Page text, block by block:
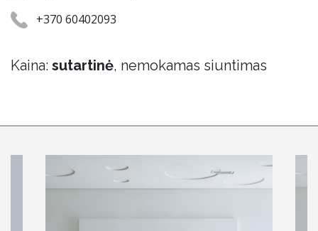
+370 60402093
Kaina: sutartinė, nemokamas siuntimas